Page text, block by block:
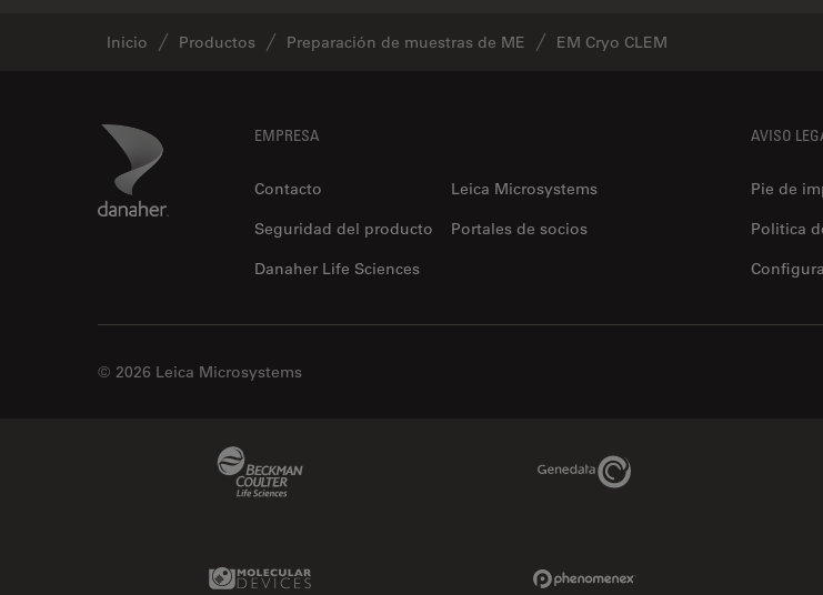
Inicio Productos Preparación de muestras de ME EM Cryo CLEM
Danaher Logo EMPRESA
Contacto
Leica Microsystems
Seguridad del producto
Portales de socios
Danaher Life Sciences
AVISO
Pie de
Politica
© 2026 Leica Microsystems
Genedata Link
Molecular Devices Link